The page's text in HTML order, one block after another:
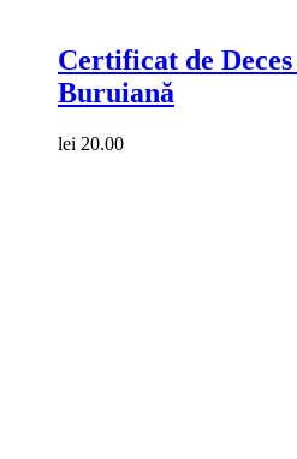
Certificat de
Buruiană
lei 20.00